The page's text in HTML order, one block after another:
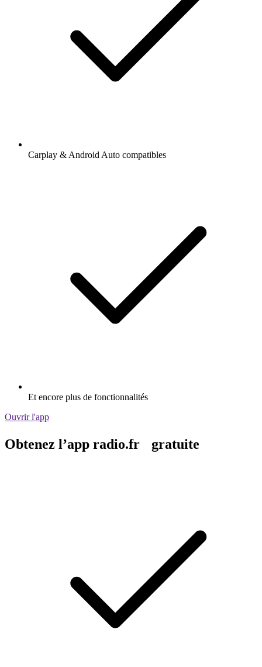
Carplay & Android Auto compatibles
Et encore plus de fonctionnalités
Ouvrir l'app
Obtenez l’app radio.fr gratuite